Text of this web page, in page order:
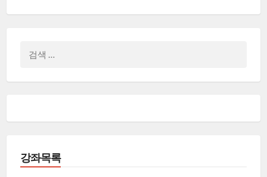
색:
강좌목록